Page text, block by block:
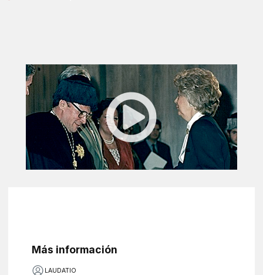
Más información
LAUDATIO